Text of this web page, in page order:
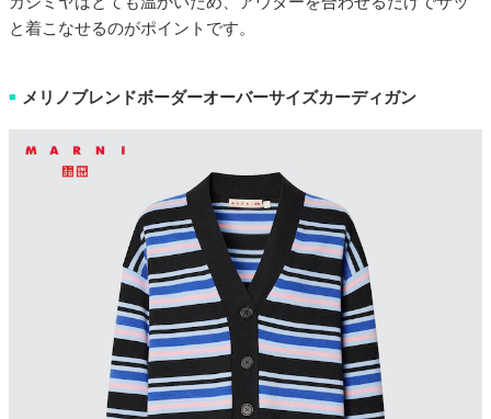
と着こなせるのがポイントです。
■ メリノブレンドボーダーオーバーサイズカーディガン